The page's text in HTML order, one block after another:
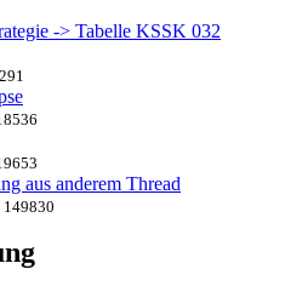
-> Tabelle KSSK 032
aus anderem Thread
149830